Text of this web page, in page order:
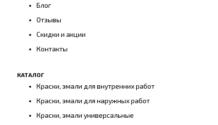
Блог
Отзывы
Скидки и акции
Контакты
КАТАЛОГ
Краски, эмали для внутренних работ
Краски, эмали для наружных работ
Краски, эмали универсальные